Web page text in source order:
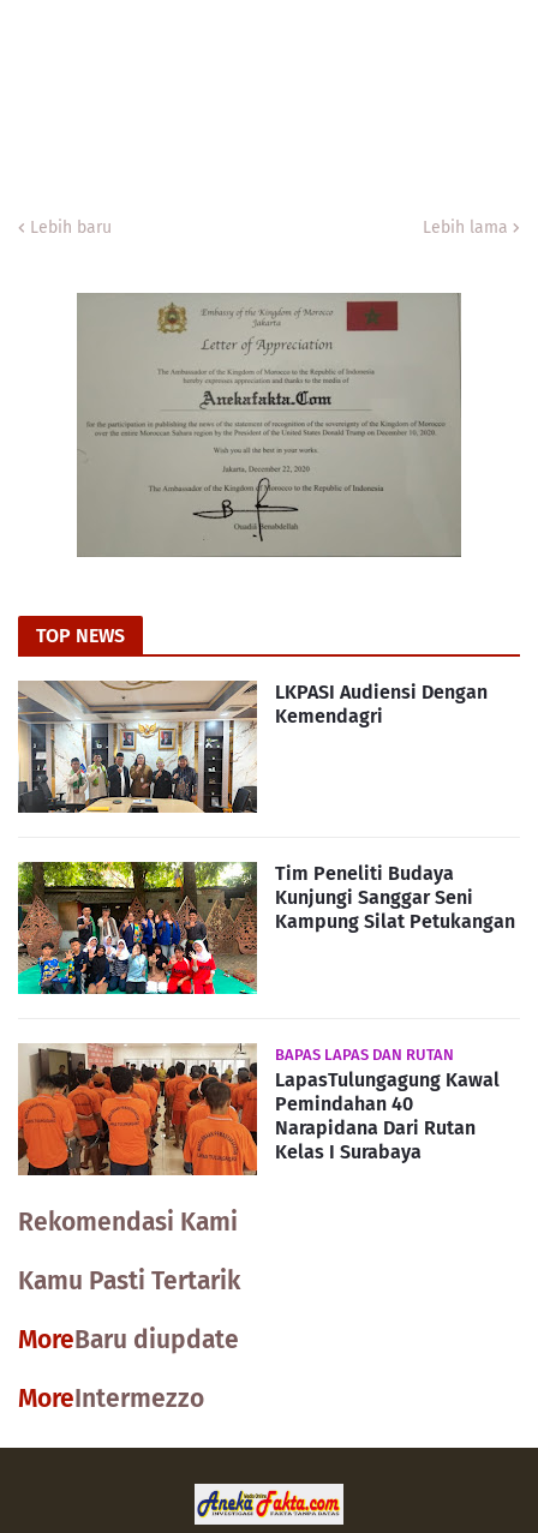
Lebih baru Lebih lama
TOP NEWS
LKPASI Audiensi Dengan
Kemendagri
Tim Peneliti Budaya
Kunjungi Sanggar Seni
Kampung Silat Petukangan
BAPAS LAPAS DAN RUTAN
LapasTulungagung Kawal
Pemindahan 40
Narapidana Dari Rutan
Kelas I Surabaya
Rekomendasi Kami
Kamu Pasti Tertarik
MoreBaru diupdate
MoreIntermezzo